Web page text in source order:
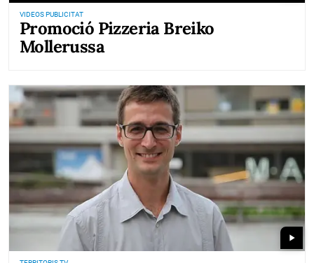
VIDEOS PUBLICITAT
Promoció Pizzeria Breiko
Mollerussa
play_arrow